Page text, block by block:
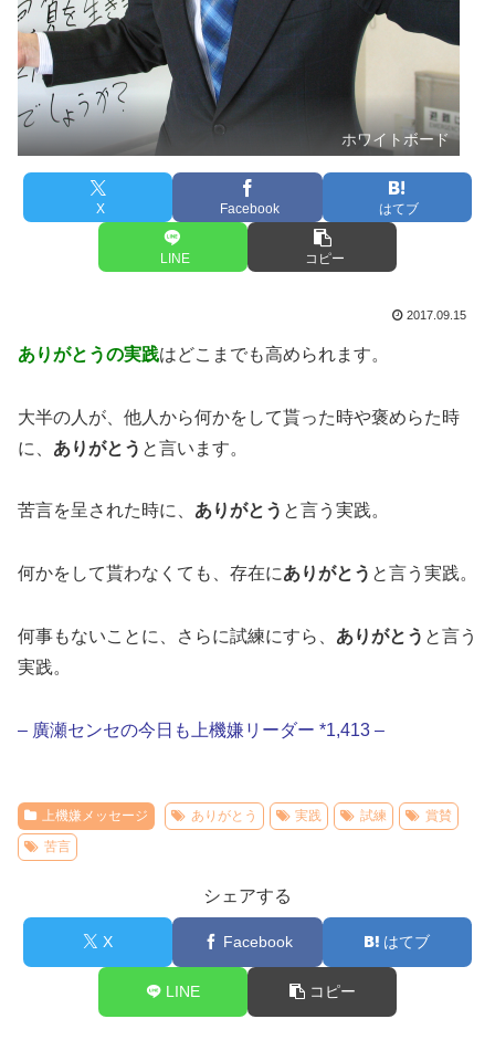
ホワイトボード
X Facebook はてブ
LINE コピー
2017.09.15
ありがとうの実践はどこまでも高められます。
大半の人が、他人から何かをして貰った時や褒めらた時
に、 ありがとう と言います。
苦言を呈された時に、 ありがとう と言う実践。
何かをして貰わなくても、存在にありがとう と言う実践。
何事もないことに、さらに試練にすら、 ありがとう と言う
実践。
– 廣瀬センセの今日も上機嫌リーダー *1,413 –
上機嫌メッセージ ありがとう 実践 試練
賞賛
苦言
シェアする
X Facebook はてブ
LINE コピー